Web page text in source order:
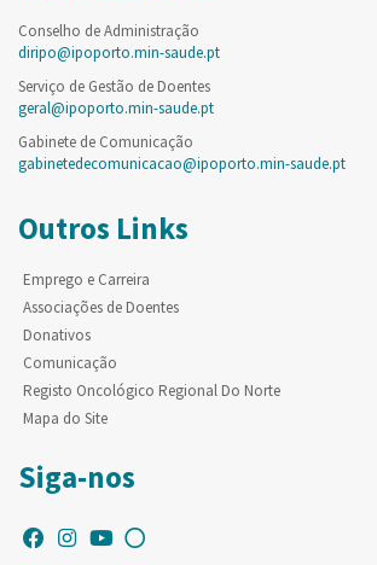
Conselho de Administração
diripo@ipoporto.min-saude.pt
Serviço de Gestão de Doentes
geral@ipoporto.min-saude.pt
Gabinete de Comunicação
gabinetedecomunicacao@ipoporto.min-saude.pt
Outros Links
Emprego e Carreira
Associações de Doentes
Donativos
Comunicação
Registo Oncológico Regional Do Norte
Mapa do Site
Siga-nos